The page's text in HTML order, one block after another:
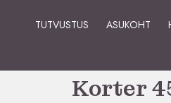
TUTVUSTUS ASUKOHT
Korter